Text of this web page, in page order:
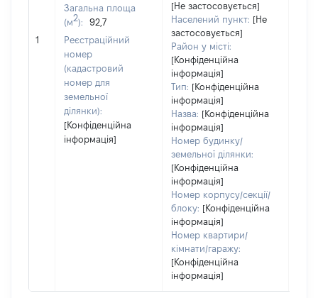
1
Загальна площа
(м2):
92,7
Реєстраційний
номер
(кадастровий
номер для
земельної
ділянки):
[Конфіденційна
інформація]
[Не застосовується]
Населений пункт: [Не
застосовується]
Район у місті:
[Конфіденційна
інформація]
Тип: [Конфіденційна
інформація]
Назва: [Конфіденційна
інформація]
Номер будинку/
земельної ділянки:
[Конфіденційна
інформація]
Номер корпусу/секції/
блоку: [Конфіденційна
інформація]
Номер квартири/
кімнати/гаражу:
[Конфіденційна
інформація]